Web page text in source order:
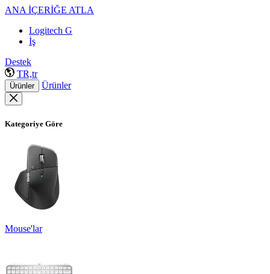
ANA İÇERİĞE ATLA
Logitech G
İş
Destek
TR,tr
Ürünler Ürünler
Kategoriye Göre
Mouse'lar